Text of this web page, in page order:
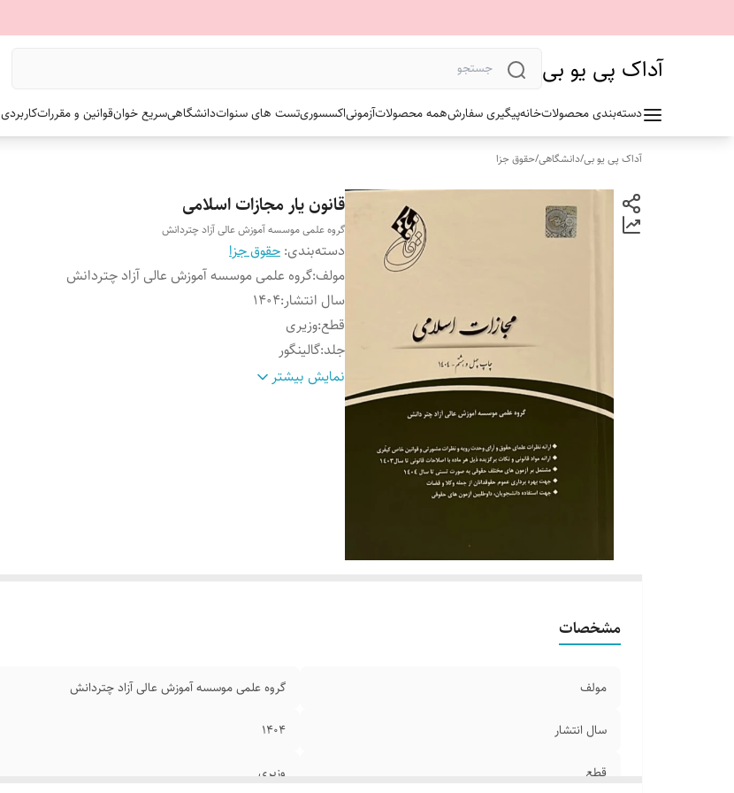
آداک پی یو بی
دسته‌بندی محصولاتخانهپیگیری سفارشهمه محصولاتآزمونیاکسسوریتست های سنواتدانشگاهیسریع خوانقوانین و مقرراتکاربردی
آداک پی یو بی/دانشگاهی/حقوق جزا
قانون یار مجازات اسلامی
گروه علمی موسسه آموزش عالی آزاد چتردانش
دسته‌بندی: حقوق جزا
مولف:گروه علمی موسسه آموزش عالی آزاد چتردانش
سال انتشار:۱۴۰۴
قطع:وزیری
جلد:گالینگور
تعداد صفحات :۱۰۵۵ نمایش بیشتر
مشخصات
مولف گروه علمی موسسه آموزش عالی آزاد چتردانش
سال انتشار ۱۴۰۴
قطع وزیری